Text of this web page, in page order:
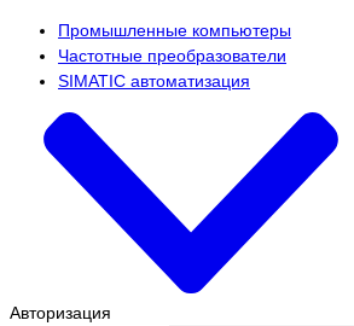
Промышленные компьютеры
Частотные преобразователи
SIMATIC автоматизация
Авторизация